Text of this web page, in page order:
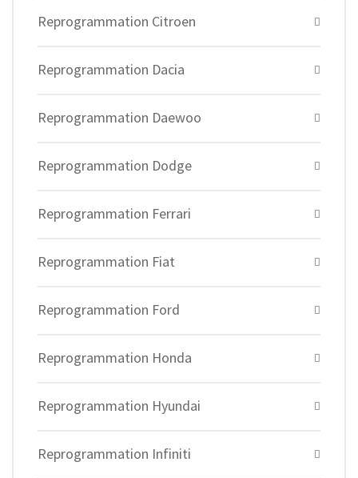
Reprogrammation Citroen
Reprogrammation Dacia
Reprogrammation Daewoo
Reprogrammation Dodge
Reprogrammation Ferrari
Reprogrammation Fiat
Reprogrammation Ford
Reprogrammation Honda
Reprogrammation Hyundai
Reprogrammation Infiniti